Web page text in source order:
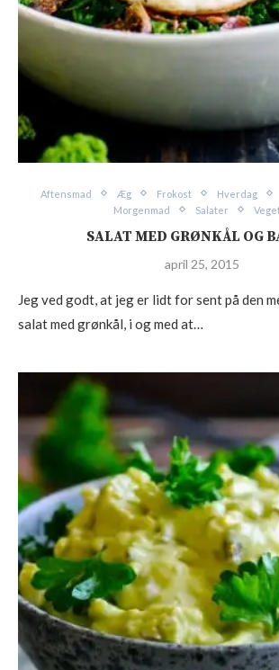
Aftensmad Æg Frokost Hverdag
Morgenmad
Salater
SALAT MED GRØNKÅL OG
april 25, 2015
Jeg ved godt, at jeg er lidt for sent på den
salat med grønkål, i og med at…